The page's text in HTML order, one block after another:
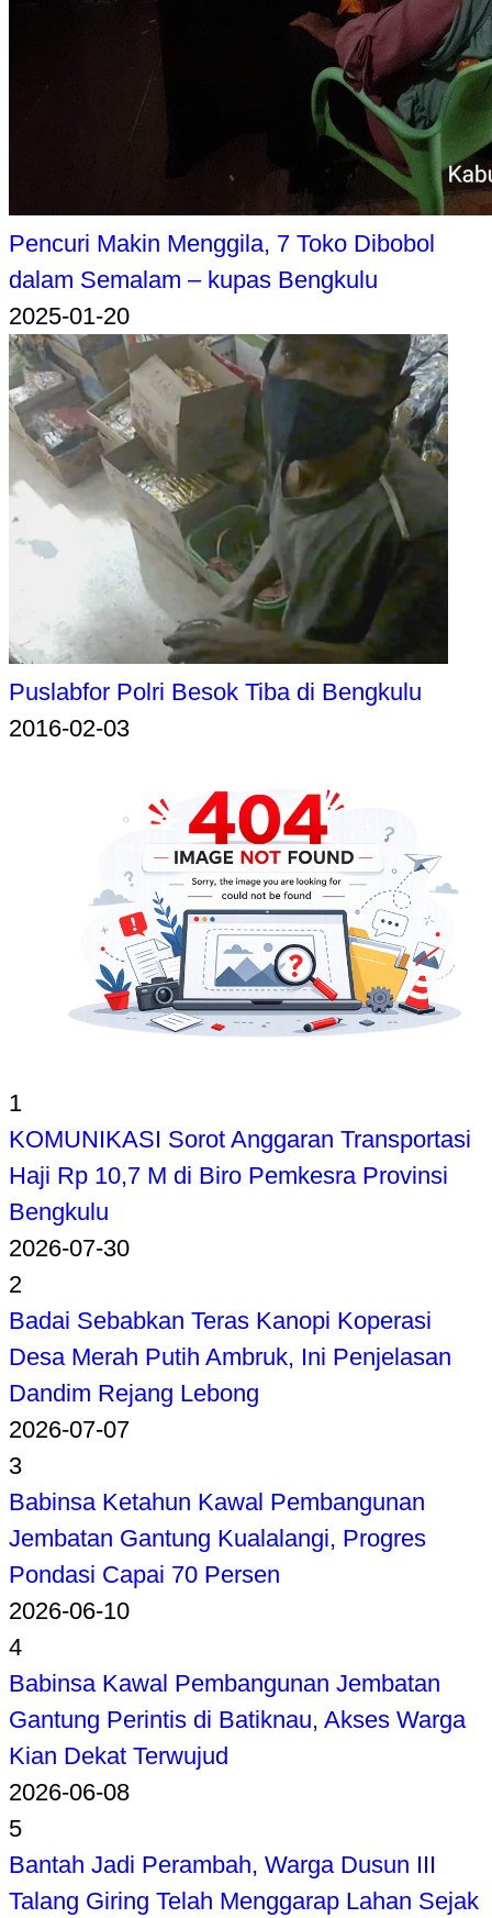
Pencuri Makin Menggila, 7 Toko Dibobol
dalam Semalam – kupas Bengkulu
2025-01-20
Puslabfor Polri Besok Tiba di Bengkulu
2016-02-03
1
KOMUNIKASI Sorot Anggaran Transportasi
Haji Rp 10,7 M di Biro Pemkesra Provinsi
Bengkulu
2026-07-30
2
Badai Sebabkan Teras Kanopi Koperasi
Desa Merah Putih Ambruk, Ini Penjelasan
Dandim Rejang Lebong
2026-07-07
3
Babinsa Ketahun Kawal Pembangunan
Jembatan Gantung Kualalangi, Progres
Pondasi Capai 70 Persen
2026-06-10
4
Babinsa Kawal Pembangunan Jembatan
Gantung Perintis di Batiknau, Akses Warga
Kian Dekat Terwujud
2026-06-08
5
Bantah Jadi Perambah, Warga Dusun III
Talang Giring Telah Menggarap Lahan Sejak